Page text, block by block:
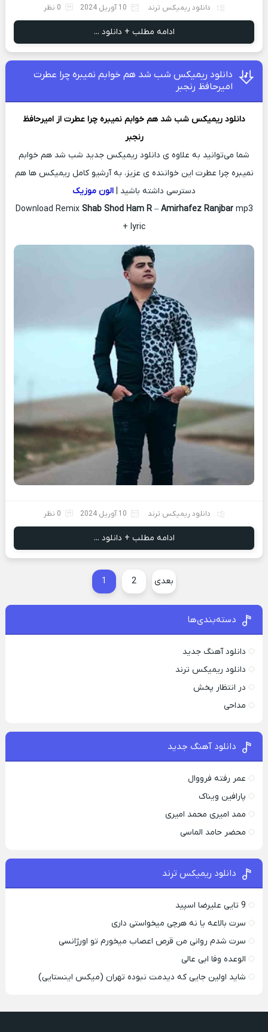
دانلود ریمیکس ترند 10 آوریل 2024 0 نظر
ادامه مطلب + دانلود ...
دانلود ریمیکس شب شد هم خوابم نمیبره چرا عطرت
امیرحافظ رنجبر
دانلود ریمیکس شب شد هم خوابم نمیبره چرا عطرت از امیرحافظ
رنجبر
شما می‌توانید به علاوه ی دانلود ریمیکس جدید شب شد هم خوابم
نمیبره چرا عطرت این خواننده ی عزیز، به آرشیو کامل ریمیکس ها هم
دسترسی داشته باشید | الون موزیک
Download Remix Shab Shod Ham R– Amirhafez Ranjbarmp3
+ lyric
دانلود ریمیکس ترند 10 آوریل 2024 0 نظر
ادامه مطلب + دانلود ...
1 2 بعدی
دسته‌بندی‌ها
دانلود آهنگ جدید
دانلود ریمیکس ترند
در انتظار پخش
مداحی
دانلود آهنگ جدید
عمر رفته فرووال
پارافين ویناک
ممد امیری محمد امیری
محضر حامد الماسی
دانلود ریمیکس ترند
9 تایی علیرضا اسپید
سرت بالاعه یا نه هرچی میخواستی داری
سرت شدم روانی من قرص اعصاب میخورم تو اورژانسی
الوعده وفا ابی عالی
شاید اولین جایی که دیدمت نبوده تهران (میکس اینستایی)